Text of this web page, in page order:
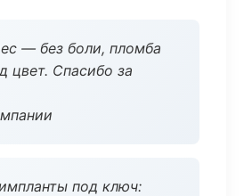
— без боли, пломба
цвет. Спасибо за
под ключ: